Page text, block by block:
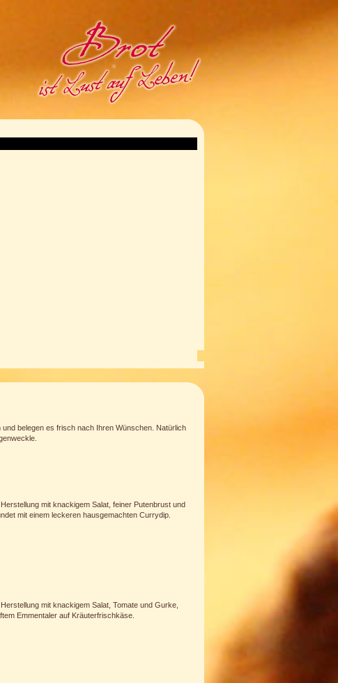
belegen es frisch nach Ihren Wünschen. Natürlich
mit knackigem Salat, feiner Putenbrust und
mit einem leckeren hausgemachten Currydip.
mit knackigem Salat, Tomate und Gurke,
Emmentaler auf Kräuterfrischkäse.